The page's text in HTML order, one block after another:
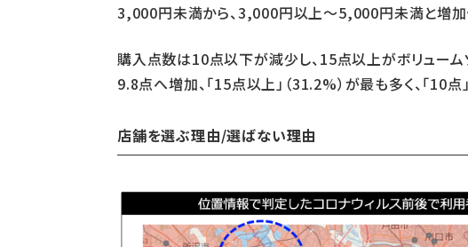
3,000円未満から、3,000円以上～5,000円未満と増加
購入点数は10点以下が減少し、15点以上がボリュー
9.8点へ増加、「15点以上」（31.2%）が最も多く、「10
店舗を選ぶ理由/選ばない理由